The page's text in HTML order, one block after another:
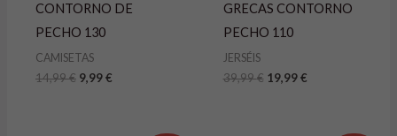
CONTORNO DE
PECHO 130
CAMISETAS
14,99€ 9,99€
GRECAS CONTORNO
PECHO 110
JERSÉIS
39,99€ 19,99€